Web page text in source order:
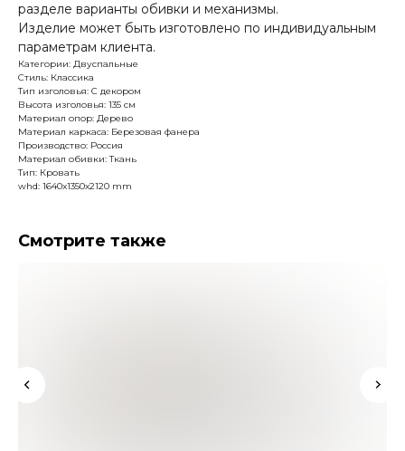
разделе варианты обивки и механизмы.
Изделие может быть изготовлено по индивидуальным
параметрам клиента.
Категории: Двуспальные
Стиль: Классика
Тип изголовья: С декором
Высота изголовья: 135 см
Материал опор: Дерево
Материал каркаса: Березовая фанера
Производство: Россия
Материал обивки: Ткань
Тип: Кровать
whd: 1640x1350x2120 mm
Смотрите также